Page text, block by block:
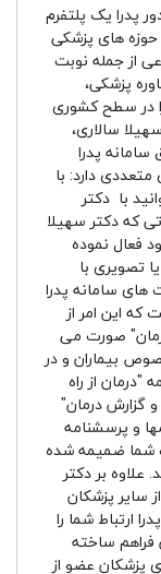
پدرا یک پلتفرم
حوزه های پزشکی
از جمله نوبت
پزشکی،
در سطح کشوری
سالاری،
پدرا
دارد: با
با دکتر
که دکتر سهیلا
فعال نموده
تصویری با
های سامانه پدرا
این امر از
صورت می
بیماران و در
"درمان از راه
گزارش درمان"
و پرسشنامه
شما ضمیمه شده
بر دکتر
سایر پزشکان
ارتباط شما را
فراهم ساخته
پزشکان عضو از